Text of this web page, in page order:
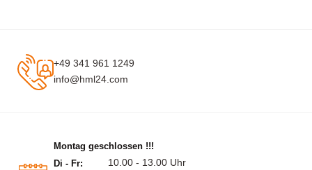
+49 341 961 1249
info@hml24.com
Montag geschlossen !!!
Di - Fr:
10.00 - 13.00 Uhr